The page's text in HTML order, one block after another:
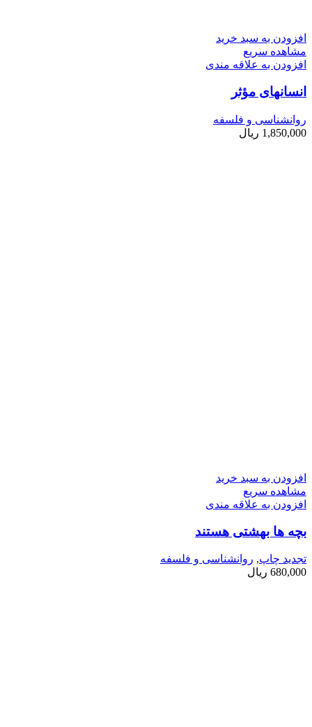
افزودن به سبد خرید
مشاهده سریع
افزودن به علاقه مندی
انسانهای مؤثر
روانشناسی و فلسفه
1,850,000 ریال
افزودن به سبد خرید
مشاهده سریع
افزودن به علاقه مندی
بچه ­ها بهشتی هستند
تجدید چاپ, روانشناسی و فلسفه
680,000 ریال